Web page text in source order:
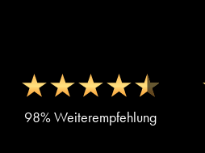
98% Weiterempfehlung